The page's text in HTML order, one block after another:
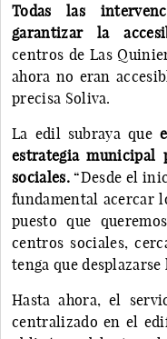
Todas las
garantizar la
centros de Las
ahora no eran
precisa Soliva.
La edil subraya que
estrategia municipal
sociales.“Desde el
fundamental acercar
puesto que
centros sociales,
tenga que
Hasta ahora, el
centralizado en el